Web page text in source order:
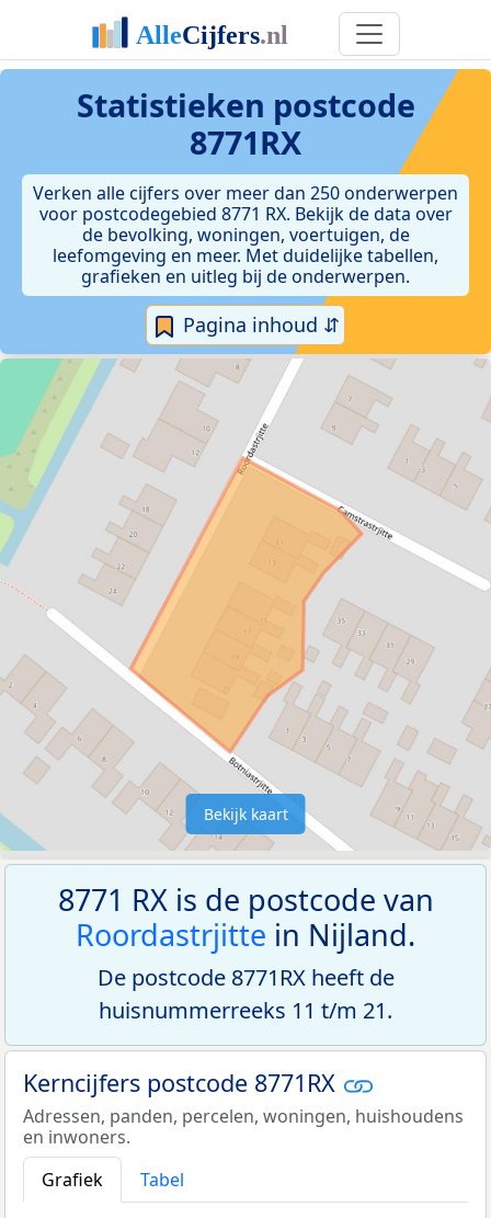
Statistieken postcode
8771RX
Verken alle cijfers over meer dan 250 onderwerpen
voor postcodegebied 8771 RX. Bekijk de data over
de bevolking, woningen, voertuigen, de
leefomgeving en meer. Met duidelijke tabellen,
grafieken en uitleg bij de onderwerpen.
Pagina inhoud ⇵
Bekijk kaart
8771 RX is de postcode van
Roordastrjitte in Nijland.
De postcode 8771RX heeft de
huisnummerreeks 11 t/m 21.
Kerncijfers postcode 8771RX
Adressen, panden, percelen, woningen, huishoudens
en inwoners.
Grafiek
Tabel